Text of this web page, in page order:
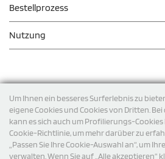
Um Ihnen ein besseres Surferlebnis zu
eigene Cookies und Cookies von Dritten.
kann es sich auch um Profilierungs-Cookies
Cookie-Richtlinie, um mehr darüber zu
„Passen Sie Ihre Cookie-Auswahl an“, um
verwalten. Wenn Sie auf „Alle akzeptieren“
Bestellprozess
Nutzung
Versand